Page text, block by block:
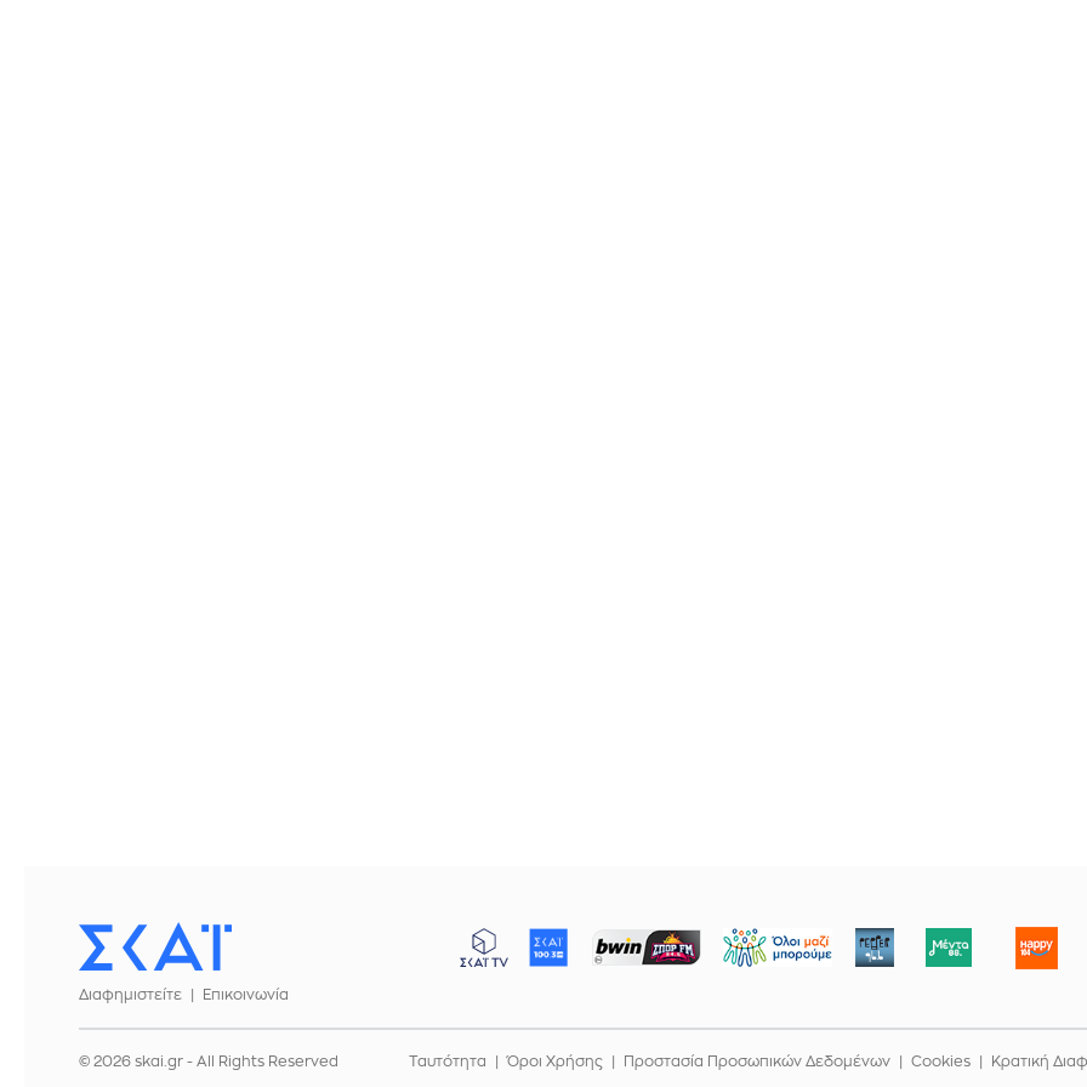
Διαφημιστείτε
Επικοινωνία
© 2026 skai.gr - All Rights Reserved Ταυτότητα Όροι Χρήσης Προστασία Προσωπικών Δεδομένων Cookies Κρατική